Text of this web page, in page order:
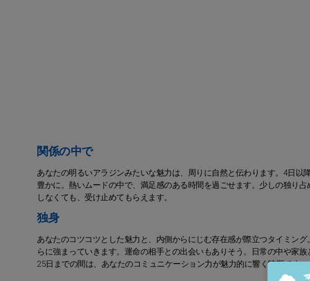
関係の中で
あなたの明るいアラジンみたいな魅力は、周りに自然と伝わります。4日以
豊かに。熱いムードの中で、満足感のある時間を過ごせます。少しの独り
しなくても、受け止めてもらえます。
独身
あなたのコツコツとした魅力と、内側からにじむ存在感が際立つタイミン
らに強まっていきます。運命の相手との出会いもありそう。日常の中や家
25日までの間は、あなたのコミュニケーション力が魅力的に響く時期です。